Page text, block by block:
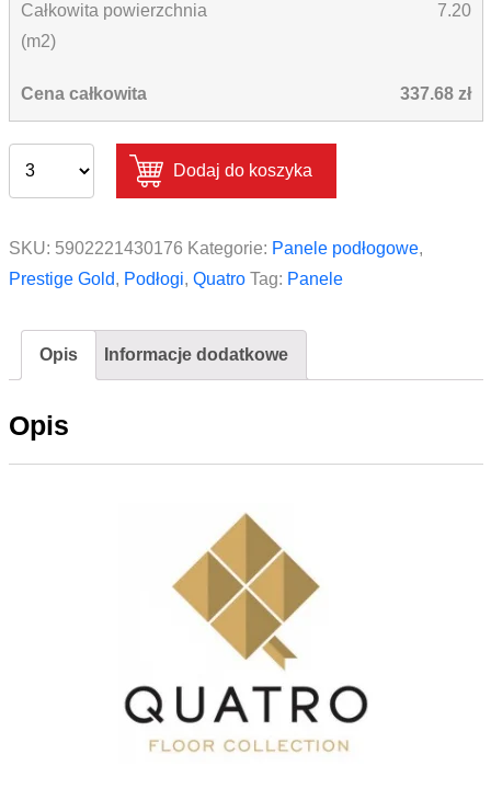
Całkowita powierzchnia
(m2)
7.20
Cena całkowita 337.68 zł
Dodaj do koszyka
SKU: 5902221430176 Kategorie: Panele podłogowe,
Prestige Gold, Podłogi, Quatro Tag: Panele
Opis Informacje dodatkowe
Opis